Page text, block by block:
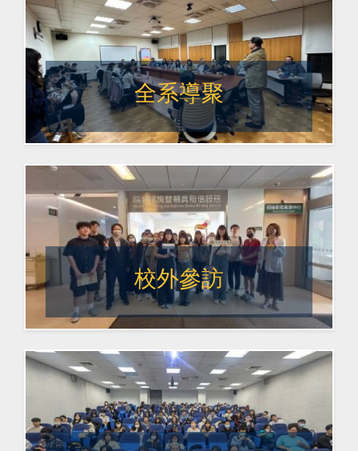
全系導聚
校外參訪